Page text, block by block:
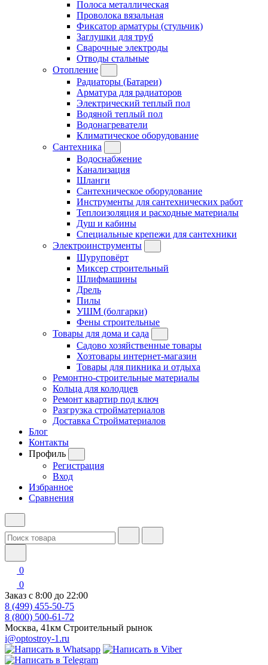
Полоса металлическая
Проволока вязальная
Фиксатор арматуры (стульчик)
Заглушки для труб
Сварочные электроды
Отводы стальные
Отопление
Радиаторы (Батареи)
Арматура для радиаторов
Электрический теплый пол
Водяной теплый пол
Водонагреватели
Климатическое оборудование
Сантехника
Водоснабжение
Канализация
Шланги
Сантехническое оборудование
Инструменты для сантехнических работ
Теплоизоляция и расходные материалы
Душ и кабины
Специальные крепежи для сантехники
Электроинструменты
Шуруповёрт
Миксер строительный
Шлифмашины
Дрель
Пилы
УШМ (болгарки)
Фены строительные
Товары для дома и сада
Садово хозяйственные товары
Хозтовары интернет-магазин
Товары для пикника и отдыха
Ремонтно-строительные материалы
Кольца для колодцев
Ремонт квартир под ключ
Разгрузка стройматериалов
Доставка Стройматериалов
Блог
Контакты
Профиль
Регистрация
Вход
Избранное
Сравнения
0
0
Заказ с 8:00 до 22:00
8 (499) 455-50-75
8 (800) 500-61-72
Москва, 41км Строительный рынок
i@optostroy-1.ru